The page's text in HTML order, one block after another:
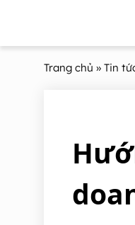
Trang chủ » Tin